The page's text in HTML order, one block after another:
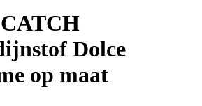
Dolce
op maat